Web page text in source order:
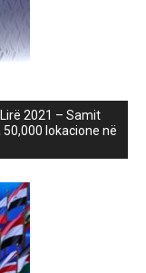
2021 – Samit
lokacione në